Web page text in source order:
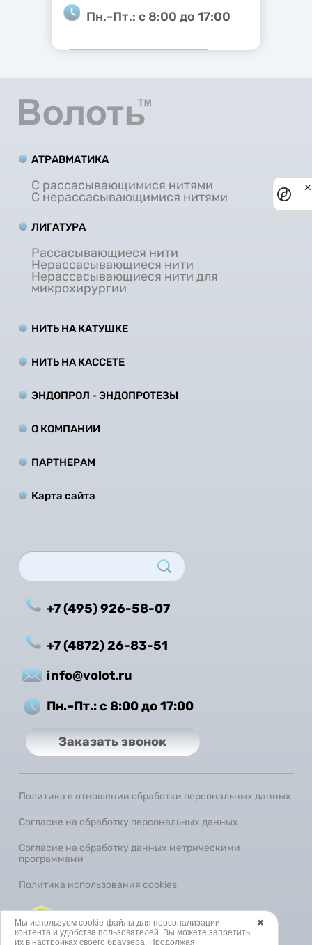
Пн.–Пт.: с 8:00 до 17:00
АТРАВМАТИКА
С рассасывающимися нитями
С нерассасывающимися нитями
ЛИГАТУРА
Рассасывающиеся нити
Нерассасывающиеся нити
Нерассасывающиеся нити для
микрохирургии
НИТЬ НА КАТУШКЕ
НИТЬ НА КАCCЕТЕ
ЭНДОПРОЛ - ЭНДОПРОТЕЗЫ
О КОМПАНИИ
ПАРТНЕРАМ
Карта сайта
+7 (495) 926-58-07
+7 (4872) 26-83-51
info@volot.ru
Пн.–Пт.: с 8:00 до 17:00
Заказать звонок
Политика в отношении обработки персональных данных
Согласие на обработку персональных данных
Согласие на обработку данных метрическими
программами
Политика использования cookies
SEO-продвижение сайта ✖
Мы используем cookie-файлы для персонализации
контента и удобства пользователей. Вы можете запретить
их в настройках своего браузера. Продолжая